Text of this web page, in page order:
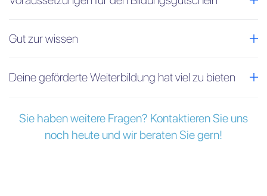
Gut zur wissen
Deine geförderte Weiterbildung hat viel zu bieten
Sie haben weitere Fragen? Kontaktieren Sie uns
noch heute und wir beraten Sie gern!